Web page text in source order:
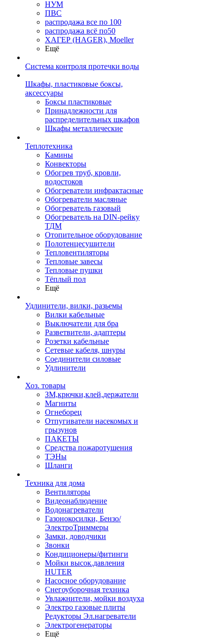
НУМ
ПВС
распродажа все по 100
распродажа всё по50
ХАГЕР (HAGER), Moeller
Ещё
Система контроля протечки воды
Шкафы, пластиковые боксы,
аксессуары
Боксы пластиковые
Принадлежности для
распределительных шкафов
Шкафы металлические
Теплотехника
Камины
Конвекторы
Обогрев труб, кровли,
водостоков
Обогреватели инфрактасные
Обогреватели масляные
Обогреватель газовый
Обогреватель на DIN-рейку
ТДМ
Отопительное оборудование
Полотенцесушители
Тепловентиляторы
Тепловые завесы
Тепловые пушки
Тёплый пол
Ещё
Удлинители, вилки, разьемы
Вилки кабельные
Выключатели для бра
Разветвители, адаптеры
Розетки кабельные
Сетевые кабеля, шнуры
Соединители силовые
Удлинители
Хоз. товары
ЗМ,крючки,клей,держатели
Магниты
Огнеборец
Отпугиватели насекомых и
грызунов
ПАКЕТЫ
Средства пожаротушения
ТЭНы
Шланги
Техника для дома
Вентиляторы
Видеонаблюдение
Водонагреватели
Газонокосилки, Бензо/
ЭлектроТриммеры
Замки, доводчики
Звонки
Кондиционеры/фитинги
Мойки высок.давления
HUTER
Насосное оборудование
Снегоуборочная техника
Увлажнители, мойки воздуха
Электро газовые плиты
Редукторы Эл.нагреватели
Электрогенераторы
Ещё